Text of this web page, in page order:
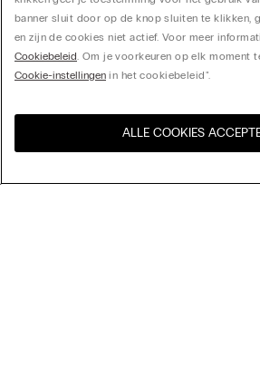
United
banner sluit door op de knop sluiten te klikken,
en zijn de cookies niet actief. Voor meer
Cookiebeleid. Om je voorkeuren op elk moment
Cookie-instellingen in het cookiebeleid".
ALLE COOKIES